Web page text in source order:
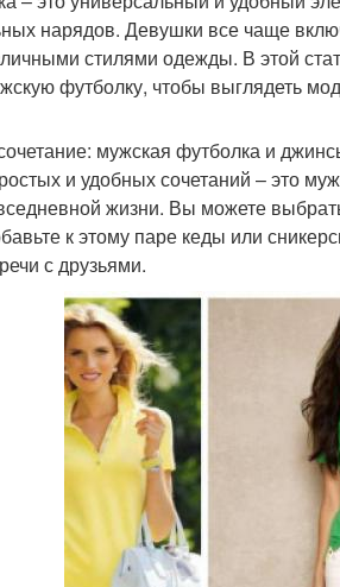
нарядов. Девушки все чаще
стилями одежды. В этой
футболку, чтобы выглядеть
мужская футболка и
и удобных сочетаний – это
жизни. Вы можете
к этому паре кеды или
с друзьями.